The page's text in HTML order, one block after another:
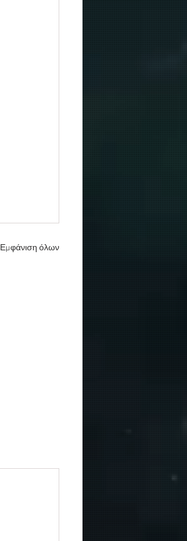
Εμφάνιση όλων